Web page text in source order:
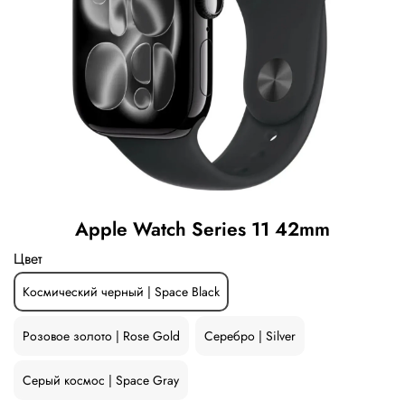
Apple Watch Series 11 42mm
Цвет
Космический черный | Space Black
Розовое золото | Rose Gold Серебро | Silver
Серый космос | Space Gray